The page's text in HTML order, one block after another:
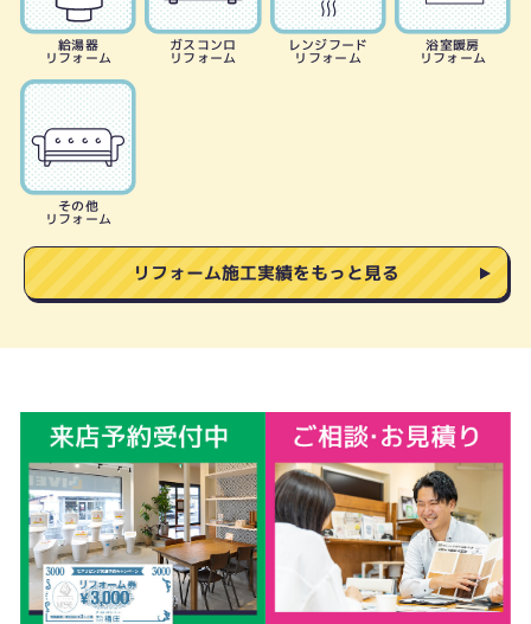
給湯器
リフォーム
ガスコンロ
リフォーム
レンジフード
リフォーム
浴室暖房
リフォーム
その他
リフォーム
リフォーム施工実績をもっと見る